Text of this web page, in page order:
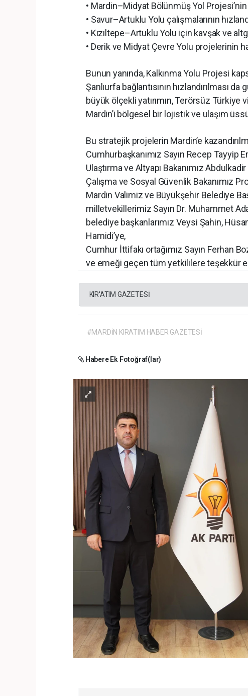
• Mardin–Midyat Bölünmüş Yol
• Savur–Artuklu Yolu çalışmalarının
• Kızıltepe–Artuklu Yolu için kavşak ve
• Derik ve Midyat Çevre Yolu projelerinin
Bunun yanında, Kalkınma Yolu Projesi
Şanlıurfa bağlantısının hızlandırılması
büyük ölçekli yatırımın, Terörsüz
Mardin’i bölgesel bir lojistik ve ulaşım
Bu stratejik projelerin Mardin’e
Cumhurbaşkanımız Sayın Recep Tayyip
Ulaştırma ve Altyapı Bakanımız Abdulkadir
Çalışma ve Sosyal Güvenlik Bakanımız
Mardin Valimiz ve Büyükşehir Belediye
milletvekillerimiz Sayın Dr. Muhammet
belediye başkanlarımız Veysi Şahin,
Hamidi’ye,
Cumhur İttifakı ortağımız Sayın Ferhan
ve emeği geçen tüm yetkililere teşekkür
KIR'ATIM GAZETESİ
#MARDİN KIRATIM HABER GAZETESİ
Habere Ek Fotoğraf(lar)